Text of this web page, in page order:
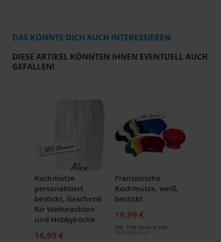
DAS KÖNNTE DICH AUCH INTERESSIEREN
DIESE ARTIKEL KÖNNTEN IHNEN EVENTUELL AUCH
GEFALLEN!
Kochmütze
personalisiert
bestickt, Geschenk
für Weihnachten
und Hobbyköche
16,99 €
Französische
Kochmütze, weiß,
bestickt
19,99 €
Inkl. 19% Steuern, exkl.
Versandkosten